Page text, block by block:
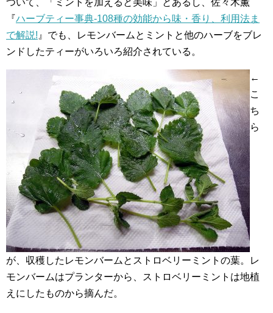
ついて、「ミントを加えると美味」とあるし、佐々木薫
『ハーブティー事典-108種の効能から味・香り、利用法ま
で解説! 』でも、レモンバームとミントと他のハーブをブレ
ンドしたティーがいろいろ紹介されている。
←
こ
ち
ら
が、収穫したレモンバームとストロベリーミントの葉。レ
モンバームはプランターから、ストロベリーミントは地植
えにしたものから摘んだ。